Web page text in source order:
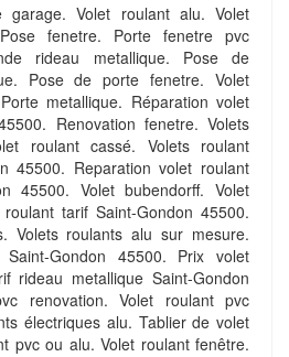
garage. Volet roulant alu. Volet
fenetre. Porte fenetre pvc
rideau metallique. Pose de
Pose de porte fenetre. Volet
metallique. Réparation volet
Renovation fenetre. Volets
roulant cassé. Volets roulant
45500. Reparation volet roulant
45500. Volet bubendorff. Volet
tarif Saint-Gondon 45500.
Volets roulants alu sur mesure.
Gondon 45500. Prix volet
rideau metallique Saint-Gondon
renovation. Volet roulant pvc
électriques alu. Tablier de volet
pvc ou alu. Volet roulant fenêtre.